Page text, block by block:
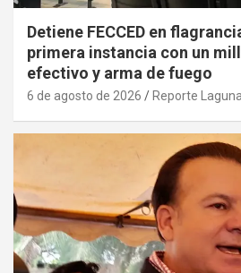
Detiene FECCED en
primera instancia con un
efectivo y arma de fuego
6 de agosto de 2026 Reporte Laguna